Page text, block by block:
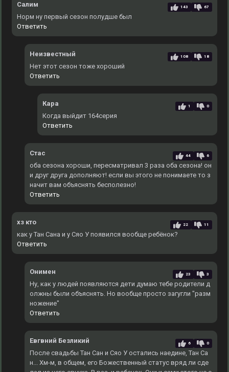
Салим 143 67
Норм ну первый сезон полудше был
Ответить
Неизвестный 108 18
Нет этот сезон тоже хороший
Ответить
Кара 1 0
Когда выйдит 164серия
Ответить
Стас 44 6
оба сезона хороши, пересматривал 3 раза оба сезона! он
и друг друга дополняют! если вы этого не понимаете то з
начит вам объяснять бесполезно!
Ответить
хз кто 22 11
как у Тан Сана и у Сяо У появился вообще ребёнок?
Ответить
Онимен 23 3
Ну, как у людей появляются дети думаю тебе родители д
олжны были объяснять. Но вообще просто загугли "разм
ножение"
Ответить
Евгвний Безликий 6 0
После свадьбы Тан Сан и Сяо У остались наедине, Тан Са
н... Хм-м, в общем, его Божественный статус вряд ли сде